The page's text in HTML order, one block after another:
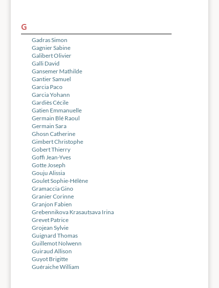
G
Gadras Simon
Gagnier Sabine
Galibert Olivier
Galli David
Gansemer Mathilde
Gantier Samuel
Garcia Paco
Garcia Yohann
Gardiès Cécile
Gatien Emmanuelle
Germain Blé Raoul
Germain Sara
Ghosn Catherine
Gimbert Christophe
Gobert Thierry
Goffi Jean-Yves
Gotte Joseph
Gouju Alissia
Goulet Sophie-Hélène
Gramaccia Gino
Granier Corinne
Granjon Fabien
Grebennikova Krasautsava Irina
Grevet Patrice
Grojean Sylvie
Guignard Thomas
Guillemot Nolwenn
Guiraud Allison
Guyot Brigitte
Guéraiche William